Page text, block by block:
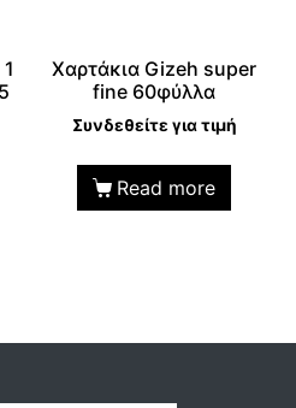
Χαρτάκια Gizeh super
fine 60φύλλα
Συνδεθείτε για τιμή
Read more